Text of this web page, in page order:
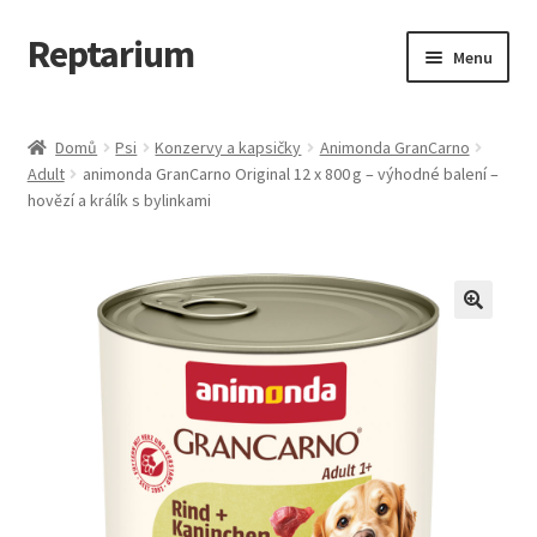
Přeskočit
na
Přejít
k
webu
Reptarium Menu
Košík
Domů Psi Konzervy a kapsičky
Animonda GranCarno
Adult
animonda GranCarno Original 12 x 800 g – výhodné balení –
hovězí a králík s bylinkami